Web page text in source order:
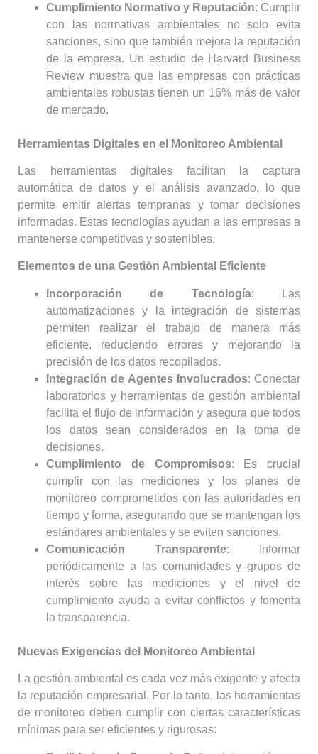
Cumplimiento Normativo y Reputación: Cumplir
con las normativas ambientales no solo evita
sanciones, sino que también mejora la reputación
de la empresa. Un estudio de Harvard Business
Review muestra que las empresas con prácticas
ambientales robustas tienen un 16% más de valor
de mercado.
Herramientas Digitales en el Monitoreo Ambiental
Las herramientas digitales facilitan la captura
automática de datos y el análisis avanzado, lo que
permite emitir alertas tempranas y tomar decisiones
informadas. Estas tecnologías ayudan a las empresas a
mantenerse competitivas y sostenibles.
Elementos de una Gestión Ambiental Eficiente
Incorporación de Tecnología: Las
automatizaciones y la integración de sistemas
permiten realizar el trabajo de manera más
eficiente, reduciendo errores y mejorando la
precisión de los datos recopilados.
Integración de Agentes Involucrados: Conectar
laboratorios y herramientas de gestión ambiental
facilita el flujo de información y asegura que todos
los datos sean considerados en la toma de
decisiones.
Cumplimiento de Compromisos: Es crucial
cumplir con las mediciones y los planes de
monitoreo comprometidos con las autoridades en
tiempo y forma, asegurando que se mantengan los
estándares ambientales y se eviten sanciones.
Comunicación Transparente: Informar
periódicamente a las comunidades y grupos de
interés sobre las mediciones y el nivel de
cumplimiento ayuda a evitar conflictos y fomenta
la transparencia.
Nuevas Exigencias del Monitoreo Ambiental
La gestión ambiental es cada vez más exigente y afecta
la reputación empresarial. Por lo tanto, las herramientas
de monitoreo deben cumplir con ciertas características
mínimas para ser eficientes y rigurosas: